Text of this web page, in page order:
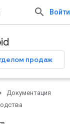
Войти
продаж
Документация